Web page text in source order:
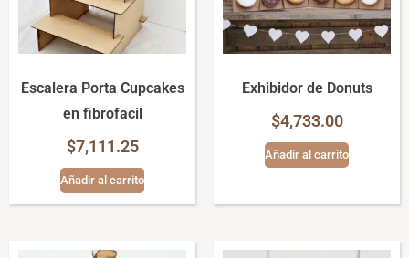
Escalera Porta Cupcakes
en fibrofacil
$7,111.25
Añadir al carrito
Exhibidor de Donuts
$4,733.00
Añadir al carrito